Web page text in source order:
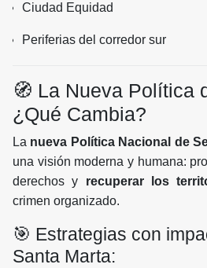
Ciudad Equidad
Periferias del corredor sur
🧭 La Nueva Política
¿Qué Cambia?
La nueva Política Nacional de
una visión moderna y humana:
derechos y recuperar los
crimen organizado.
🎯 Estrategias con
Santa Marta: